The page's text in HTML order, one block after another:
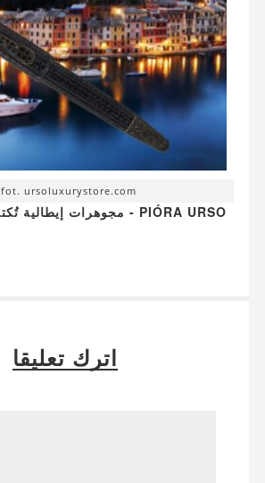
fot. ursoluxurystore.com
PIÓRA URSO - مجوهرات إيطالية تُكتب بها الكلمات
اترك تعليقا